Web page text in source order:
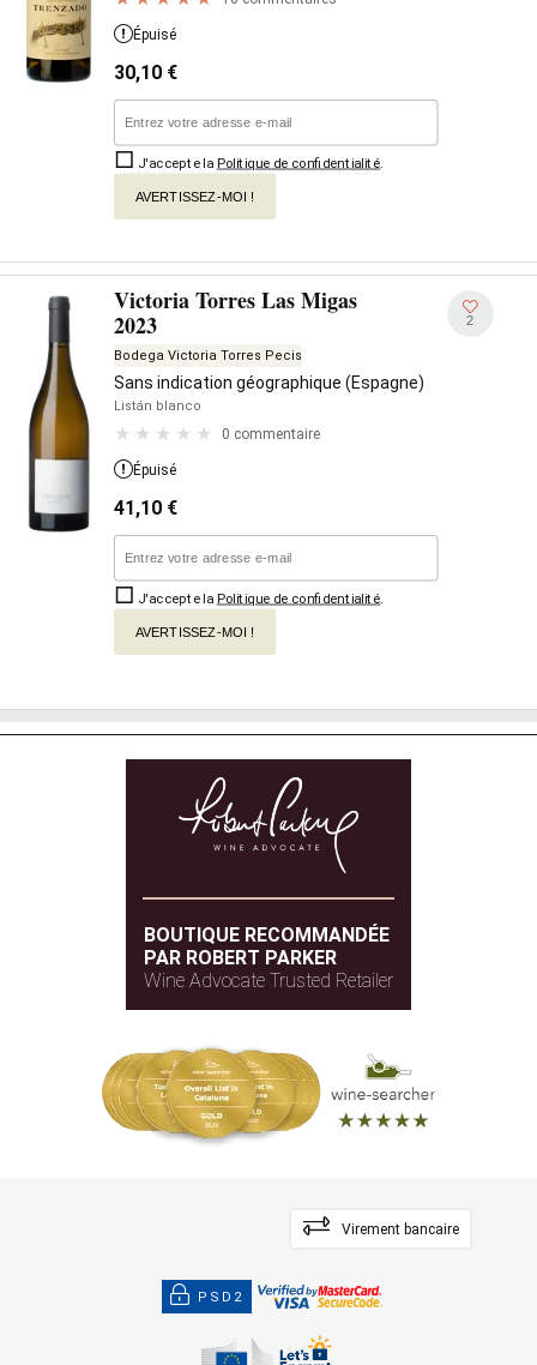
Épuisé
30,10 €
J'accepte la Politique de confidentialité
AVERTISSEZ-MOI !
Victoria Torres Las Migas
2023
Bodega Victoria Torres Pecis
Sans indication géographique (Espagne)
Listán blanco
0 commentaire
2
Épuisé
41,10 €
J'accepte la Politique de confidentialité
AVERTISSEZ-MOI !
BOUTIQUE RECOMMANDÉE
PAR ROBERT PARKER
Wine Advocate Trusted Retailer
Virement bancaire
PSD2